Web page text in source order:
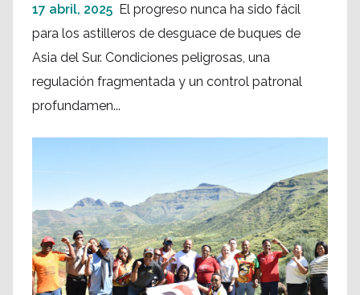
17 abril, 2025 El progreso nunca ha sido fácil
para los astilleros de desguace de buques de
Asia del Sur. Condiciones peligrosas, una
regulación fragmentada y un control patronal
profundamen...